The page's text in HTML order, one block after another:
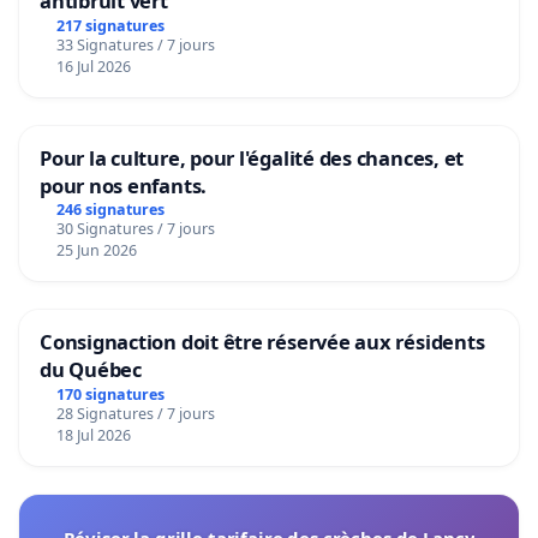
passé. Paris n’est pas une ville morte (...) »
Apparemment, E. Grégoire ignore que Pompidou
autoroutes en plein Paris, à commencer par la
radiale Vercingétorix dans le 14e. Une autre devait
traverser le Parc Montsouris. Comme vision
du futur, c’est plutôt raté !
De plus, c’est simpliste de juger
tours ». Le fondateur de la philosophie, Socrate, au
217 signatures
33 Signatures / 7 jours
16 Jul 2026
Pour la culture, pour l'égalité des chances, et
pour nos enfants.
246 signatures
30 Signatures / 7 jours
25 Jun 2026
Consignaction doit être réservée aux résidents
du Québec
170 signatures
28 Signatures / 7 jours
18 Jul 2026